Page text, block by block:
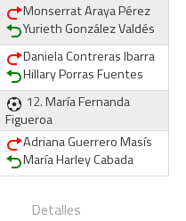
Monserrat Araya Pérez
Yurieth González Valdés
Daniela Contreras Ibarra
Hillary Porras Fuentes
12.María Fernanda
Figueroa
Adriana Guerrero Masís
María Harley Cabada
Detalles